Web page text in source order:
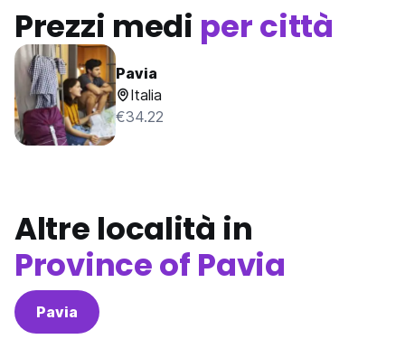
Prezzi medi per città
Pavia
Italia
€34.22
Altre località in
Province of Pavia
Pavia